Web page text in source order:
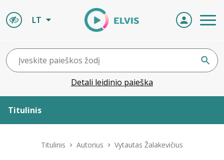
LT
Detali leidinio paieška
Titulinis
Titulinis Autorius Vytautas Žalakevičius